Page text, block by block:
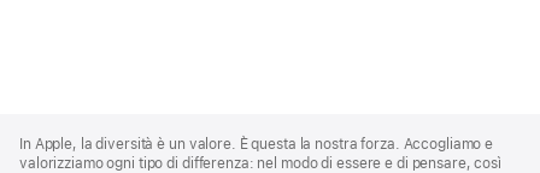
Footer
In Apple, la diversità è un valore. È questa la nostra forza. Accogliamo e
valorizziamo ogni tipo di differenza: nel modo di essere e di pensare, così